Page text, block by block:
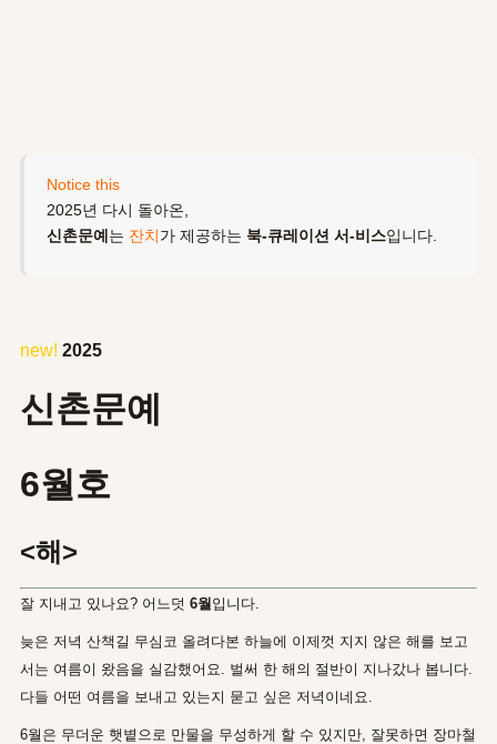
Notice this
2025년 다시 돌아온,
신촌문예 는 잔치가 제공하는 북-큐레이션 서-비스입니다.
new! 2025
신촌문예
6월호
<해>
잘 지내고 있나요? 어느덧 6월입니다.
늦은 저녁 산책길 무심코 올려다본 하늘에 이제껏 지지 않은 해를 보고
서는 여름이 왔음을 실감했어요. 벌써 한 해의 절반이 지나갔나 봅니다.
다들 어떤 여름을 보내고 있는지 묻고 싶은 저녁이네요.
6월은 무더운 햇볕으로 만물을 무성하게 할 수 있지만, 잘못하면 장마철